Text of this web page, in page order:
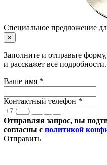
Специальное предложение
×
Заполните и отправьте
и расскажет все подробности.
Ваше имя *
Контактный телефон *
Отправляя запрос, вы
согласны с политикой
Отправить